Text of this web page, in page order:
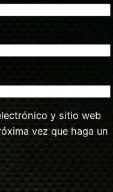
y sitio web
vez que haga un